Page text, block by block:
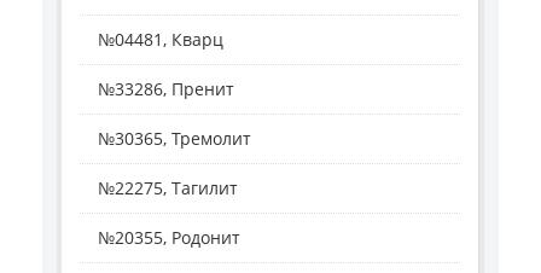
№04481, Кварц
№33286, Пренит
№30365, Тремолит
№22275, Тагилит
№20355, Родонит